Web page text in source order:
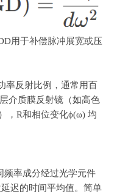
用于补偿脉冲展宽或压
率反射比例，通常用百
介质膜反射镜（如高色
，R和相位变化ϕ(ω) 均
频率成分经过光学元件
迟的时间平均值。简单